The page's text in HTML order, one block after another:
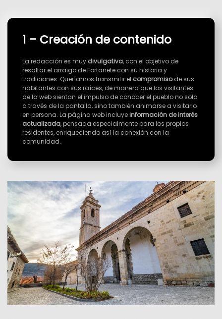
1 – Creación de contenido
La redacción es muy divulgativa, con el objetivo de
resaltar el arraigo de Fortanete con su historia y
tradiciones. Queríamos transmitir el compromisode sus
habitantes con sus raíces, de manera que los visitantes
de la web sientan el impulso de conocer el pueblo no solo
a través de la pantalla, sino también animarse a visitarlo
en persona. La página web incluyeinformación de interés
actualizada, pensada especialmente para los propios
residentes, enriqueciendo así la conexión con la
comunidad.